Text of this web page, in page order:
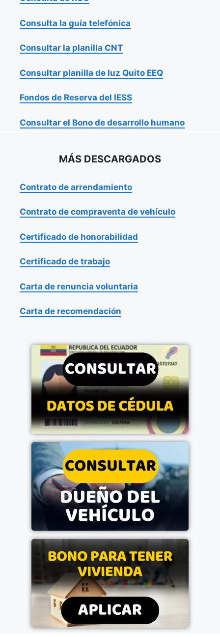
Consulta la guía telefónica
Consultar la planilla CNT
Consultar planilla de luz Quito EEQ
Fondos de Reserva del IESS
Consultar el Bono de desarrollo humano
MÁS DESCARGADOS
Contrato de arrendamiento
Contrato de compraventa de vehículo
Certificado de honorabilidad
Certificado de trabajo
Carta de renuncia voluntaria
Carta de recomendación